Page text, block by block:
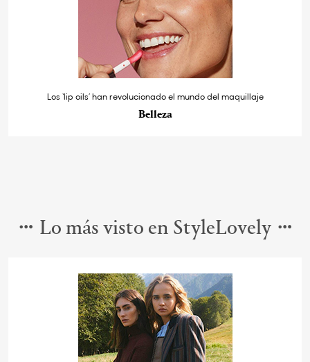
Los ‘lip oils’ han revolucionado el mundo del maquillaje
Belleza
Lo más visto en StyleLovely